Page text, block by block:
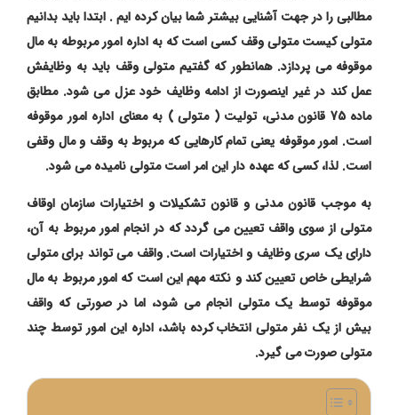
مطالبی را در جهت آشنایی بیشتر شما بیان کرده ایم . ابتدا باید بدانیم
متولی کیست متولی وقف کسی است که به اداره امور مربوطه به مال
موقوفه می پردازد. همانطور که گفتیم متولی وقف باید به وظایفش
عمل کند در غیر اینصورت از ادامه وظایف خود عزل می شود. مطابق
ماده 75 قانون مدنی، تولیت ( متولی ) به معنای اداره امور موقوفه
است. امور موقوفه یعنی تمام کارهایی که مربوط به وقف و مال وقفی
است. لذا، کسی که عهده دار این امر است متولی نامیده می شود.
به موجب قانون مدنی و قانون تشکیلات و اختیارات سازمان اوقاف
متولی از سوی واقف تعیین می گردد که در انجام امور مربوط به آن،
دارای یک سری وظایف و اختیارات است. واقف می تواند برای متولی
شرایطی خاص تعیین کند و نکته مهم این است که امور مربوط به مال
موقوفه توسط یک متولی انجام می شود، اما در صورتی که واقف
بیش از یک نفر متولی انتخاب کرده باشد، اداره این امور توسط چند
متولی صورت می گیرد.